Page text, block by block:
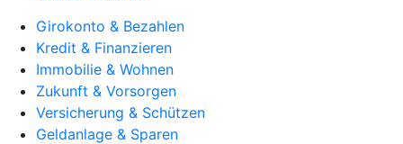
Girokonto & Bezahlen
Kredit & Finanzieren
Immobilie & Wohnen
Zukunft & Vorsorgen
Versicherung & Schützen
Geldanlage & Sparen